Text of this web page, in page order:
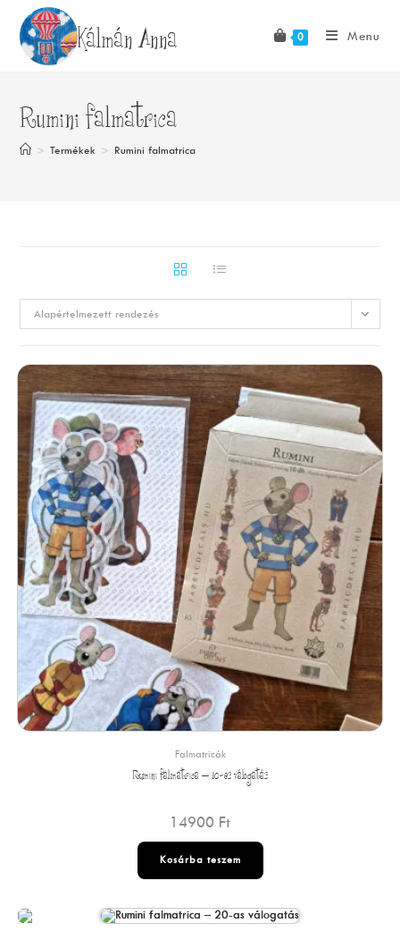
content
Kálmán Anna 0 Menu
Rumini falmatrica
> Termékek > Rumini falmatrica
Alapértelmezett rendezés
Falmatricák
Rumini falmatrica – 10-es válogatás
14900 Ft
Kosárba teszem